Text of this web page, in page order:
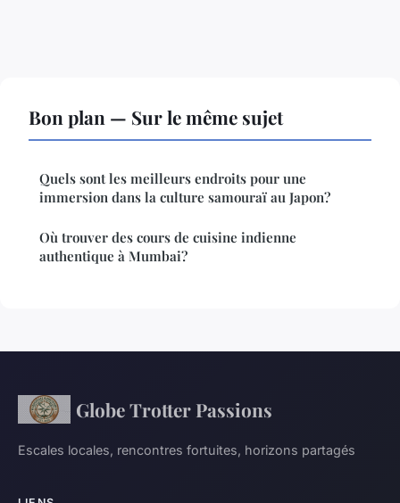
Bon plan — Sur le même sujet
Quels sont les meilleurs endroits pour une
immersion dans la culture samouraï au Japon?
Où trouver des cours de cuisine indienne
authentique à Mumbai?
Globe Trotter Passions
Escales locales, rencontres fortuites, horizons partagés